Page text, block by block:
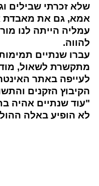
שלא זכרתי שבילים
אמא, גם את מאבדת
עמליה הייתה לנו
להווה.
עברו שנתיים תמימות
מתקשרת לשאול,
לעייפה באתר
הקיבוץ הזקנים
"עוד שנתיים אהיה
לא הופיע באלה